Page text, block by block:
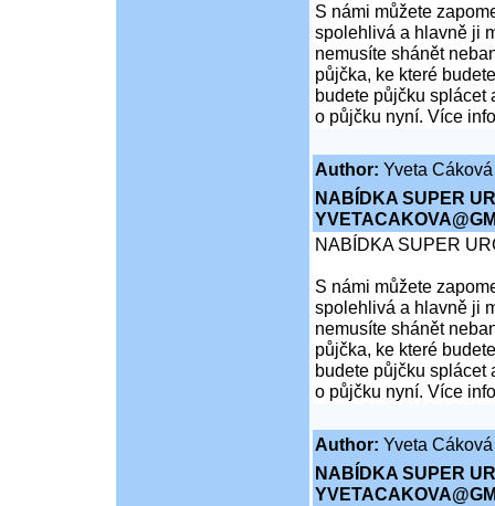
S námi můžete
spolehlivá a hlavně ji
nemusíte shánět
půjčka, ke které
budete půjčku splácet
o půjčku nyní. Více
Author: Yveta Cáková
NABÍDKA SUPER
NABÍDKA SUPER
S námi můžete
spolehlivá a hlavně ji
nemusíte shánět
půjčka, ke které
budete půjčku splácet
o půjčku nyní. Více
Author: Yveta Cáková
NABÍDKA SUPER